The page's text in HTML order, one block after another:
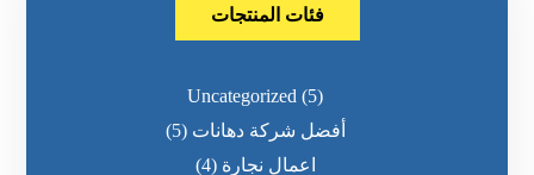
فئات المنتجات
Uncategorized (5)
أفضل شركة دهانات (5)
اعمال نجارة (4)